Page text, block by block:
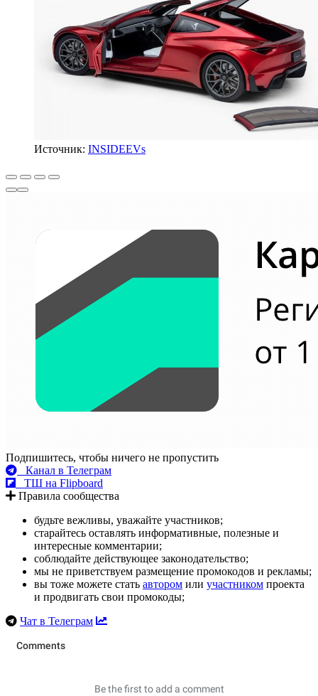
Источник: INSIDEEVs
Подпишитесь, чтобы ничего не пропустить
Канал в Телеграм
ТШ на Flipboard
Правила сообщества
будьте вежливы, уважайте участников;
старайтесь оставлять информативные, полезные и
интересные комментарии;
соблюдайте действующее законодательство;
мы не приветствуем размещение промокодов и рекламы;
вы тоже можете стать автором или участником проекта
и продвигать свои промокоды;
Чат в Телеграм